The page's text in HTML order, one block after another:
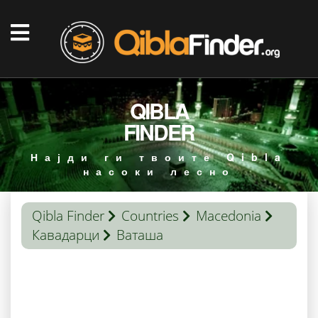
QIBLA
FINDER
Најди ги твоите Qibla
насоки лесно
Qibla Finder Countries
Macedonia
Кавадарци
Ваташа